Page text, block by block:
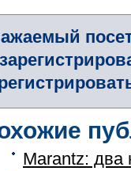
Marantz: два